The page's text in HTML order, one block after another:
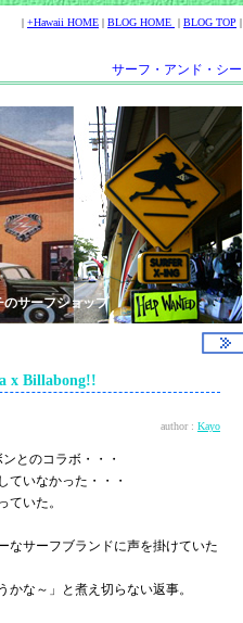
| +Hawaii HOME | BLOG HOME | BLOG TOP |
サーフ・アンド・シー
サーフショップ
x Billabong!!
author : Kayo
とのコラボ・・・
ていなかった・・・
いた。
なサーフブランドに声を掛けていた
な～」と煮え切らない返事。